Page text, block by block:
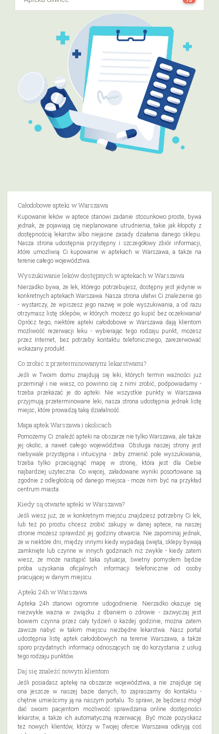
Całodobowe apteki w Warszawa
Kupowanie leków w aptece stanowi zadanie stosunkowo proste, bywa
jednak, że pojawiają się nieplanowane utrudnienia, takie jak kłopoty z
dostępnością lekarstw albo niejasne zasady działania danego sklepu.
Nasza strona udostępnia przystępny i szczegółowy zbiór informacji,
które umożliwią Ci kupowanie w aptekach w Warszawa, a także na
terenie całego województwa.
Wyszukiwanie leków dostępnych w aptekach w Warszawa
Nierzadko bywa, że lek, którego potrzebujesz, dostępny jest jedynie w
konkretnych aptekach Warszawa. Nasza strona ułatwi Ci znalezienie go
- wystarczy, że wpiszesz jego nazwę w pole wyszukiwania, a od razu
otrzymasz listę sklepów, w których możesz go kupić bez oczekiwania!
Oprócz tego, niektóre apteki całodobowe w Warszawa dają klientom
możliwość rezerwacji leku - wybierając tego rodzaju punkt, możesz
przez Internet, bez potrzeby kontaktu telefonicznego, zarezerwować
wskazany produkt.
Co zrobić z przeterminowanymi lekarstwami?
Jeśli w Twoim domu znajdują się leki, których termin ważności już
przeminął i nie wiesz, co powinno się z nimi zrobić, podpowiadamy -
trzeba przekazać je do apteki. Nie wszystkie punkty w Warszawa
przyjmują przeterminowane leki, nasza strona udostępnia jednak listę
miejsc, które prowadzą taką działalność.
Mapa aptek Warszawa i okolicach
Pomożemy Ci znaleźć apteki na obszarze nie tylko Warszawa, ale także
jej okolic, a nawet całego województwa. Obsługa naszej strony jest
niebywale przystępna i intuicyjna - żeby zmienić pole wyszukiwania,
trzeba tylko przeciągnąć mapę w stronę, która jest dla Ciebie
najbardziej użyteczna. Co więcej, załadowane wyniki posortowane są
zgodnie z odległością od danego miejsca - może nim być na przykład
centrum miasta.
Kiedy są otwarte apteki w Warszawa?
Jeśli wiesz już, że w konkretnym miejscu znajdziesz potrzebny Ci lek,
lub też po prostu chcesz zrobić zakupy w danej aptece, na naszej
stronie możesz sprawdzić jej godziny otwarcia. Nie zapominaj jednak,
że w niektóre dni, między innymi kiedy wypadają święta, sklepy bywają
zamknięte lub czynne w innych godzinach niż zwykle - kiedy zatem
wiesz, że może nastąpić taka sytuacja, świetny pomysłem będzie
próba uzyskania oficjalnych informacji telefonicznie od osoby
pracującej w danym miejscu.
Apteki 24h w Warszawa
Apteka 24h stanowi ogromne udogodnienie. Nierzadko okazuje się
niezwykle ważna w związku z dbaniem o zdrowie - zazwyczaj jest
bowiem czynna przez cały tydzień o każdej godzinie, można zatem
zawsze nabyć w takim miejscu niezbędne lekarstwa. Nasz portal
udostępnia listę aptek całodobowych na terenie Warszawa, a także
sporo przydatnych informacji odnoszących się do korzystania z usług
tego rodzaju punktów.
Daj się znaleźć nowym klientom
Jeśli posiadasz aptekę na obszarze województwa, a nie znajduje się
ona jeszcze w naszej bazie danych, to zapraszamy do kontaktu -
chętnie umieścimy ją na naszym portalu. To sprawi, że będziesz mógł
dać swoim pacjentom możliwość sprawdzania online dostępności
lekarstw, a także ich automatyczną rezerwację. Być może pozyskasz
też nowych klientów, którzy w Twojej ofercie Warszawa odkryją coś